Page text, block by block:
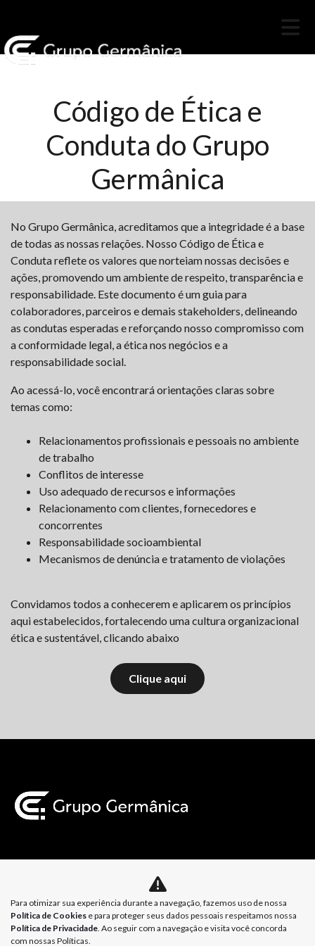
Código de Ética e
Conduta do Grupo
Germânica
No Grupo Germânica, acreditamos que a integridade é a base
de todas as nossas relações. Nosso Código de Ética e
Conduta reflete os valores que norteiam nossas decisões e
ações, promovendo um ambiente de respeito, transparência e
responsabilidade. Este documento é um guia para
colaboradores, parceiros e demais stakeholders, delineando
as condutas esperadas e reforçando nosso compromisso com
a conformidade legal, a ética nos negócios e a
responsabilidade social.
Ao acessá-lo, você encontrará orientações claras sobre
temas como:
Relacionamentos profissionais e pessoais no ambiente
de trabalho
Conflitos de interesse
Uso adequado de recursos e informações
Relacionamento com clientes, fornecedores e
concorrentes
Responsabilidade socioambiental
Mecanismos de denúncia e tratamento de violações
Convidamos todos a conhecerem e aplicarem os princípios
aqui estabelecidos, fortalecendo uma cultura organizacional
ética e sustentável, clicando abaixo
Clique aqui
Política de Privacidade Política de Cookies
Para otimizar sua experiência durante a navegação, fazemos uso de nossa
Política de Cookies e para proteger seus dados pessoais respeitamos nossa
Política de Privacidade. Ao seguir com a navegação e visita você concorda
com nossas Políticas.